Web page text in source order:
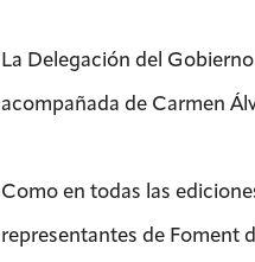
La Delegación del
acompañada de Carmen
Como en todas las
representantes de Foment